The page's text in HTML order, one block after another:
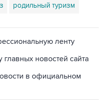
родильный туризм
ленту
новостей сайта
в официальном